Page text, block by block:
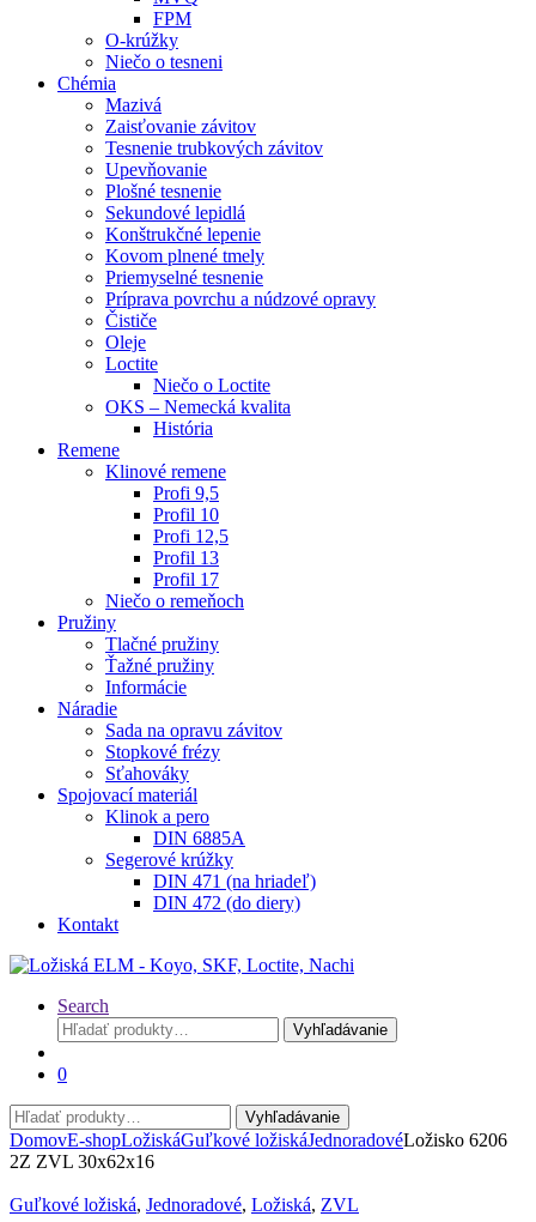
FPM
O-krúžky
Niečo o tesneni
Chémia
Mazivá
Zaisťovanie závitov
Tesnenie trubkových závitov
Upevňovanie
Plošné tesnenie
Sekundové lepidlá
Konštrukčné lepenie
Kovom plnené tmely
Priemyselné tesnenie
Príprava povrchu a núdzové opravy
Čističe
Oleje
Loctite
Niečo o Loctite
OKS – Nemecká kvalita
História
Remene
Klinové remene
Profi 9,5
Profil 10
Profi 12,5
Profil 13
Profil 17
Niečo o remeňoch
Pružiny
Tlačné pružiny
Ťažné pružiny
Informácie
Náradie
Sada na opravu závitov
Stopkové frézy
Sťahováky
Spojovací materiál
Klinok a pero
DIN 6885A
Segerové krúžky
DIN 471 (na hriadeľ)
DIN 472 (do diery)
Kontakt
Search
Hľadať:
Vyhľadávanie
0
Hľadať:
Vyhľadávanie
DomovE-shopLožiskáGuľkové ložiskáJednoradovéLožisko 6206
2Z ZVL 30x62x16
Guľkové ložiská, Jednoradové, Ložiská, ZVL